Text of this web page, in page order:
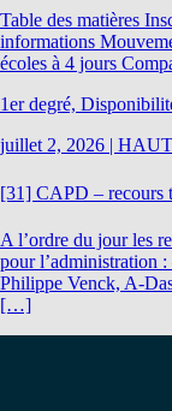
Table des matières
informations
écoles à 4 jours
1er degré,
juillet 2, 2026 |
[31] CAPD – recours
A l’ordre du jour les
pour l’administration
Philippe Venck, A-
[…]